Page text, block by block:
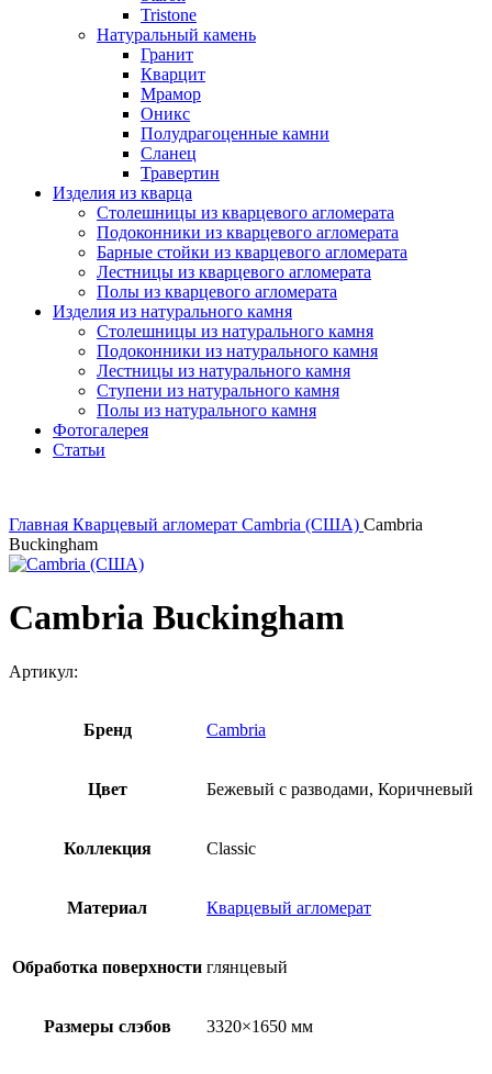
Tristone
Натуральный камень
Гранит
Кварцит
Мрамор
Оникс
Полудрагоценные камни
Сланец
Травертин
Изделия из кварца
Столешницы из кварцевого агломерата
Подоконники из кварцевого агломерата
Барные стойки из кварцевого агломерата
Лестницы из кварцевого агломерата
Полы из кварцевого агломерата
Изделия из натурального камня
Столешницы из натурального камня
Подоконники из натурального камня
Лестницы из натурального камня
Ступени из натурального камня
Полы из натурального камня
Фотогалерея
Статьи
Главная Кварцевый агломерат Cambria (США) Cambria
Buckingham
Cambria Buckingham
Артикул:
Бренд Cambria
Цвет Бежевый с разводами, Коричневый
Коллекция Classic
Материал Кварцевый агломерат
Обработка поверхности глянцевый
Размеры слэбов 3320×1650 мм